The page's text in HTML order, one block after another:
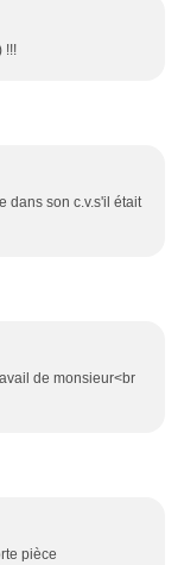
!!!
dans son c.v.s'il était
de monsieur<br
pièce